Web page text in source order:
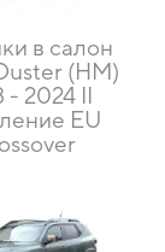
в салон
(HM)
- 2024 II
EU